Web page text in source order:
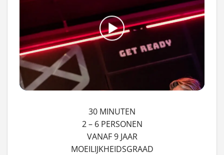
30 MINUTEN
2 – 6 PERSONEN
VANAF 9 JAAR
MOEILIJKHEIDSGRAAD